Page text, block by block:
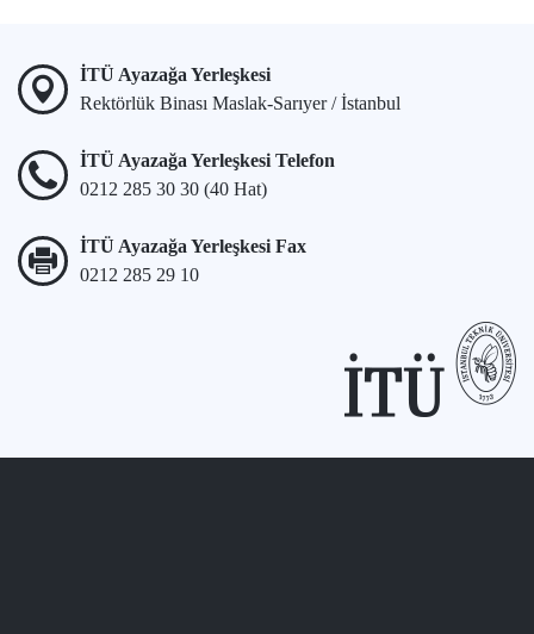
İTÜ Ayazağa Yerleşkesi
Rektörlük Binası Maslak-Sarıyer / İstanbul
İTÜ Ayazağa Yerleşkesi Telefon
0212 285 30 30 (40 Hat)
İTÜ Ayazağa Yerleşkesi Fax
0212 285 29 10